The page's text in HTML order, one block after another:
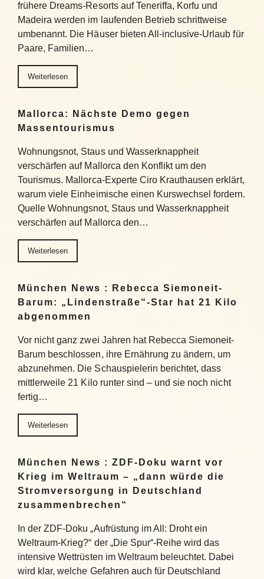
frühere Dreams-Resorts auf Teneriffa, Korfu und
Madeira werden im laufenden Betrieb schrittweise
umbenannt. Die Häuser bieten All-inclusive-Urlaub für
Paare, Familien…
Weiterlesen
Mallorca: Nächste Demo gegen
Massentourismus
Wohnungsnot, Staus und Wasserknappheit
verschärfen auf Mallorca den Konflikt um den
Tourismus. Mallorca-Experte Ciro Krauthausen erklärt,
warum viele Einheimische einen Kurswechsel fordern.
Quelle Wohnungsnot, Staus und Wasserknappheit
verschärfen auf Mallorca den…
Weiterlesen
München News : Rebecca Siemoneit-
Barum: „Lindenstraße“-Star hat 21 Kilo
abgenommen
Vor nicht ganz zwei Jahren hat Rebecca Siemoneit-
Barum beschlossen, ihre Ernährung zu ändern, um
abzunehmen. Die Schauspielerin berichtet, dass
mittlerweile 21 Kilo runter sind – und sie noch nicht
fertig…
Weiterlesen
München News : ZDF-Doku warnt vor
Krieg im Weltraum – „dann würde die
Stromversorgung in Deutschland
zusammenbrechen“
In der ZDF-Doku „Aufrüstung im All: Droht ein
Weltraum-Krieg?“ der „Die Spur“-Reihe wird das
intensive Wettrüsten im Weltraum beleuchtet. Dabei
wird klar, welche Gefahren auch für Deutschland